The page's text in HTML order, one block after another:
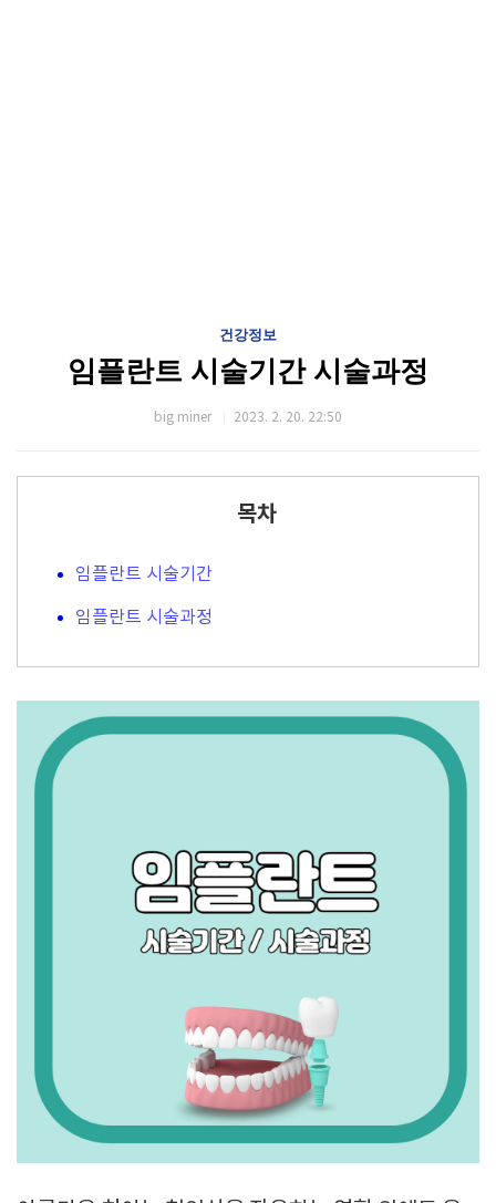
건강정보
임플란트 시술기간 시술과정
big miner 2023. 2. 20. 22:50
목차
임플란트 시술기간
임플란트 시술과정